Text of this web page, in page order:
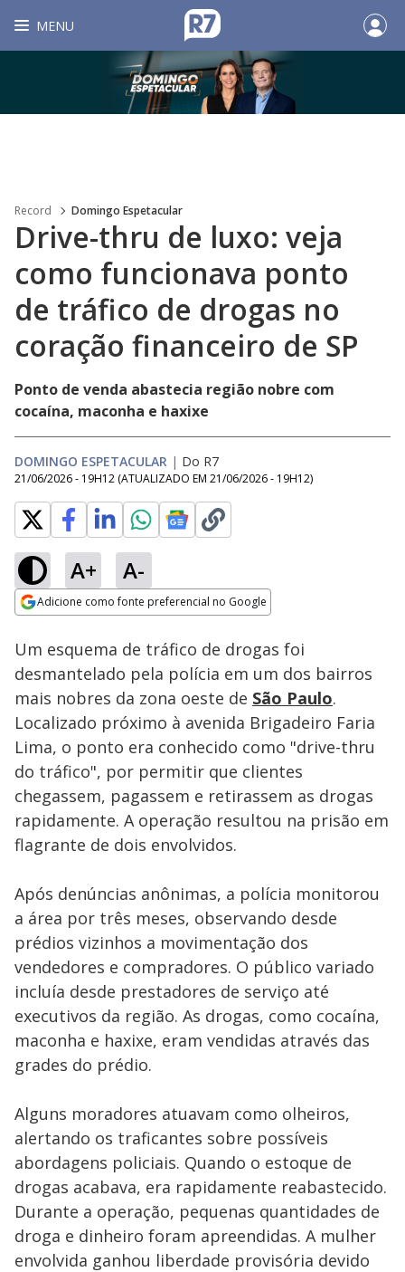
MENU
Record Domingo Espetacular
Drive-thru de luxo: veja
como funcionava ponto
de tráfico de drogas no
coração financeiro de SP
Ponto de venda abastecia região nobre com
cocaína, maconha e haxixe
DOMINGO ESPETACULAR | Do R7
21/06/2026 - 19H12 (ATUALIZADO EM 21/06/2026 - 19H12)
A+ A-
Adicione como fonte preferencial no Google
Ativar
Loaded:
17.03%
Um esquema de tráfico de drogas foi
desmantelado pela polícia em um dos bairros
mais nobres da zona oeste de São Paulo.
Localizado próximo à avenida Brigadeiro Faria
Lima, o ponto era conhecido como "drive-thru
do tráfico", por permitir que clientes
chegassem, pagassem e retirassem as drogas
rapidamente. A operação resultou na prisão em
flagrante de dois envolvidos.
Após denúncias anônimas, a polícia monitorou
a área por três meses, observando desde
prédios vizinhos a movimentação dos
vendedores e compradores. O público variado
incluía desde prestadores de serviço até
executivos da região. As drogas, como cocaína,
maconha e haxixe, eram vendidas através das
grades do prédio.
Alguns moradores atuavam como olheiros,
alertando os traficantes sobre possíveis
abordagens policiais. Quando o estoque de
drogas acabava, era rapidamente reabastecido.
Durante a operação, pequenas quantidades de
droga e dinheiro foram apreendidas. A mulher
envolvida ganhou liberdade provisória devido